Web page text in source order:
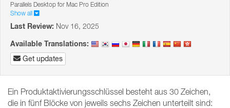
Parallels Desktop for Mac Pro Edition
Show all
Last Review: Nov 16, 2025
Available Translations:
Get updates
Ein Produktaktivierungsschlüssel besteht aus 30 Zeichen,
die in fünf Blöcke von jeweils sechs Zeichen unterteilt sind: